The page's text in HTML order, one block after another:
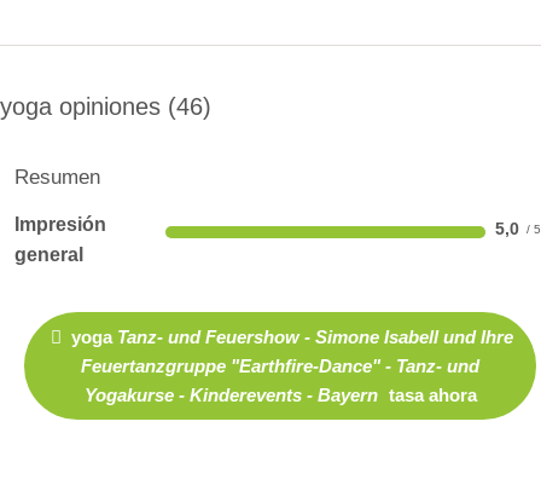
yoga opiniones 46
Resumen
Impresión
general
5,0
yoga Tanz- und Feuershow - Simone Isabell und Ihre
Feuertanzgruppe "Earthfire-Dance" - Tanz- und
Yogakurse - Kinderevents - Bayern tasa ahora